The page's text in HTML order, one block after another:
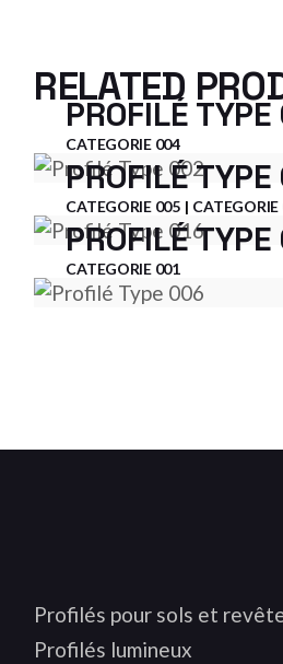
RELATED
PROFILÉ
CATEGORIE 004
PROFILÉ
CATEGORIE 005 CATEGORIE
PROFILÉ
CATEGORIE 001
Profilés pour sols et
Profilés lumineux